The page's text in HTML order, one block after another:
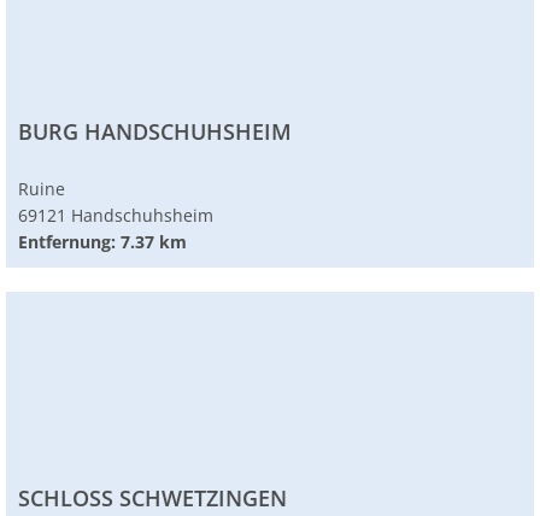
BURG HANDSCHUHSHEIM
Ruine
69121 Handschuhsheim
Entfernung: 7.37 km
SCHLOSS SCHWETZINGEN